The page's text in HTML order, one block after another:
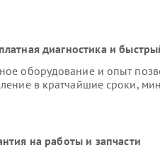
диагностика и
оборудование и опыт
в кратчайшие сроки,
на работы и запчасти